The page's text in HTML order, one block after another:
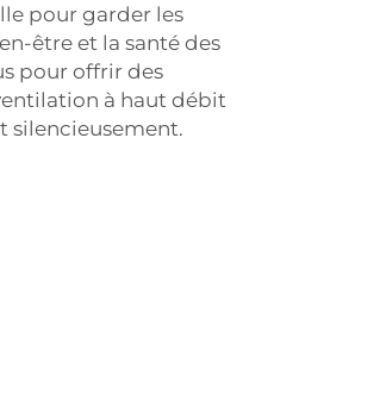
pour garder les
être et la santé des
pour offrir des
à haut débit
silencieusement.